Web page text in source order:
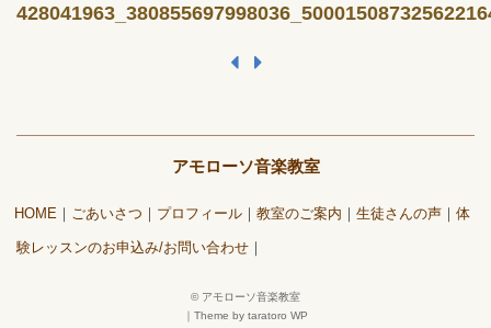
アモローソ音楽教室
HOME ごあいさつ プロフィール 教室のご案内 生徒さんの声 体
験レッスンのお申込み/お問い合わせ
© アモローソ音楽教室
Theme by taratoro WP